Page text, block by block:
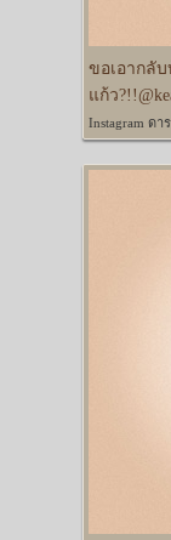
ขอเอากลั
แก้ว
Instagram ดา